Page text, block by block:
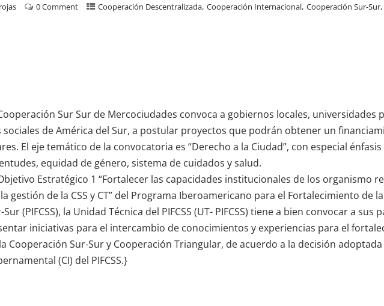
0 Comment Cooperación Descentralizada, Cooperación Internacional, Cooperación Sur-Sur,
Sur Sur de Mercociudades convoca a gobiernos locales, universidades
sociales de América del Sur, a postular proyectos que podrán obtener un
El eje temático de la convocatoria es “Derecho a la Ciudad”, con especial énfasis
equidad de género, sistema de cuidados y salud.
Estratégico 1 “Fortalecer las capacidades institucionales de los organismo
gestión de la CSS y CT” del Programa Iberoamericano para el Fortalecimiento de la
(PIFCSS), la Unidad Técnica del PIFCSS (UT- PIFCSS) tiene a bien convocar a sus
iniciativas para el intercambio de conocimientos y experiencias para el
Cooperación Sur-Sur y Cooperación Triangular, de acuerdo a la decisión
(CI) del PIFCSS.}